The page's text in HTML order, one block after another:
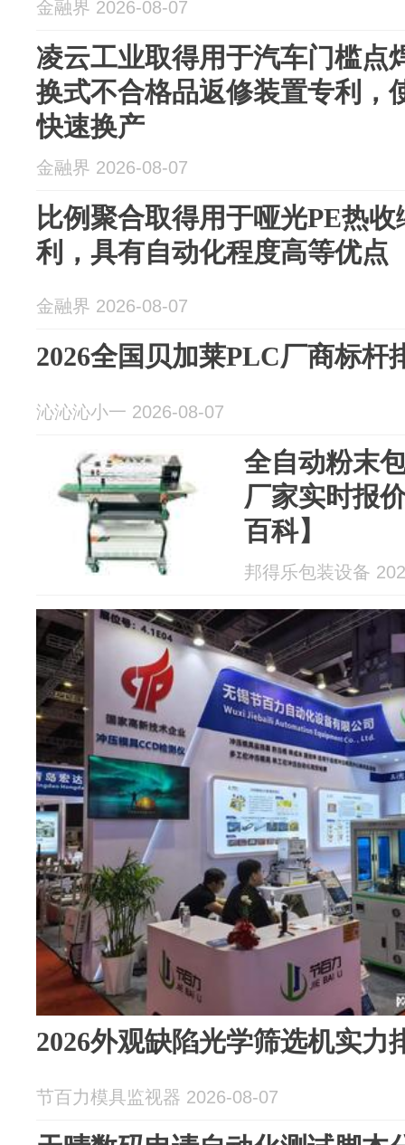
金融界 2026-08-07
凌云工业取得用于汽车门槛点
换式不合格品返修装置专利，
快速换产
金融界 2026-08-07
比例聚合取得用于哑光PE热
利，具有自动化程度高等优点
金融界 2026-08-07
2026全国贝加莱PLC厂商标杆
沁沁沁小一 2026-08-07
全自动粉末
厂家实时报
百科】
邦得乐包装设备
2026外观缺陷光学筛选机实力
节百力模具监视器 2026-08-07